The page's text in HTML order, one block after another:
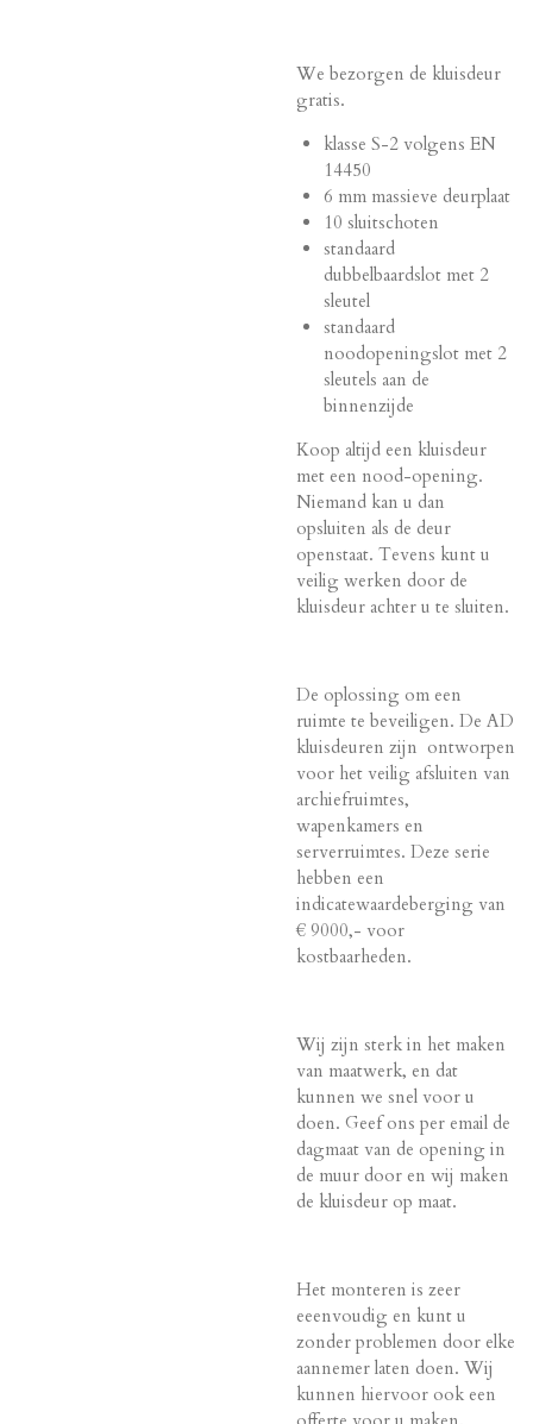
We bezorgen de kluisdeur
gratis.
klasse S-2 volgens EN
14450
6 mm massieve deurplaat
10 sluitschoten
standaard
dubbelbaardslot met 2
sleutel
standaard
noodopeningslot met 2
sleutels aan de
binnenzijde
Koop altijd een kluisdeur
met een nood-opening.
Niemand kan u dan
opsluiten als de deur
openstaat. Tevens kunt u
veilig werken door de
kluisdeur achter u te sluiten.
De oplossing om een
ruimte te beveiligen. De AD
kluisdeuren zijn ontworpen
voor het veilig afsluiten van
archiefruimtes,
wapenkamers en
serverruimtes. Deze serie
hebben een
indicatewaardeberging van
€ 9000,- voor
kostbaarheden.
Wij zijn sterk in het maken
van maatwerk, en dat
kunnen we snel voor u
doen. Geef ons per email de
dagmaat van de opening in
de muur door en wij maken
de kluisdeur op maat.
Het monteren is zeer
eeenvoudig en kunt u
zonder problemen door elke
aannemer laten doen. Wij
kunnen hiervoor ook een